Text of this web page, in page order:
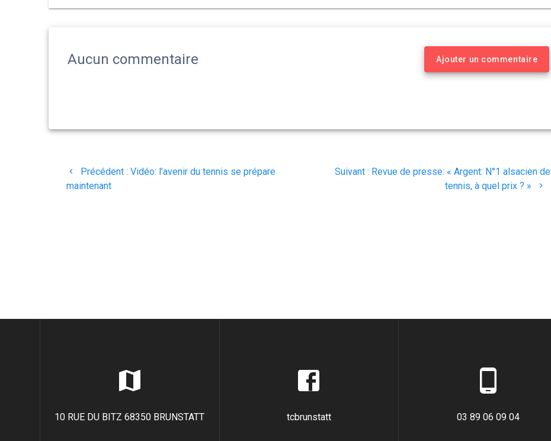
Aucun commentaire Ajouter un commentaire
Navigation
de
Précédent : Article
Vidéo: l’avenir du tennis se prépare
maintenant
Suivant : Article
Revue de presse: « Argent: N°1 alsacien de
tennis, à quel prix ? »
10 RUE DU BITZ 68350 BRUNSTATT tcbrunstatt 03 89 06 09 04